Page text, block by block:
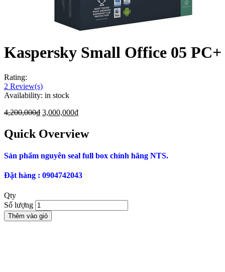
Kaspersky Small Office 05
Rating:
2 Review(s)
Availability: in stock
4,200,000₫ 3,000,000₫
Quick Overview
Sản phẩm nguyên seal full box chính hãng NTS.
Đặt hàng : 0904742043
Qty
Số lượng
Thêm vào giỏ